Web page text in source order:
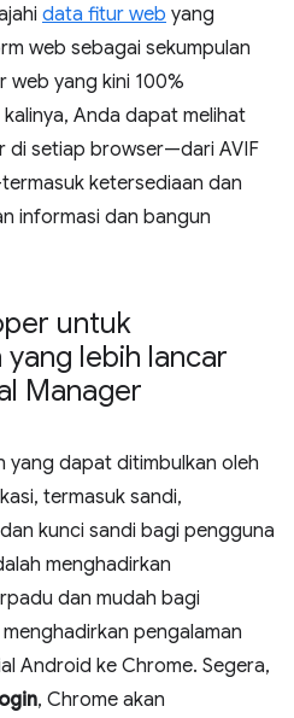
data fitur web yang
web sebagai sekumpulan
yang kini 100%
Anda dapat melihat
di setiap browser—dari AVIF
ketersediaan dan
informasi dan bangun
untuk
lebih lancar
Manager
yang dapat ditimbulkan oleh
termasuk sandi,
kunci sandi bagi pengguna
menghadirkan
dan mudah bagi
pengalaman
Android ke Chrome. Segera,
, Chrome akan